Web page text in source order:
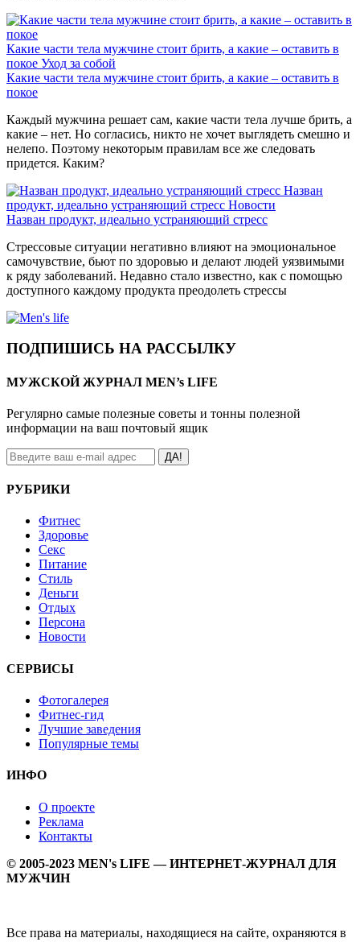
Какие части тела мужчине стоит брить, а какие – оставить в
покое Уход за собой
Какие части тела мужчине стоит брить, а какие – оставить в
покое
Каждый мужчина решает сам, какие части тела лучше брить, а
какие – нет. Но согласись, никто не хочет выглядеть смешно и
нелепо. Поэтому некоторым правилам все же следовать
придется. Каким?
Назван
продукт, идеально устраняющий стресс Новости
Назван продукт, идеально устраняющий стресс
Стрессовые ситуации негативно влияют на эмоциональное
самочувствие, бьют по здоровью и делают людей уязвимыми
к ряду заболеваний. Недавно стало известно, как с помощью
доступного каждому продукта преодолеть стрессы
ПОДПИШИСЬ НА РАССЫЛКУ
МУЖСКОЙ ЖУРНАЛ MEN’s LIFE
Регулярно самые полезные советы и тонны полезной
информации на ваш почтовый ящик
ДА!
РУБРИКИ
Фитнес
Здоровье
Секс
Питание
Стиль
Деньги
Отдых
Персона
Новости
СЕРВИСЫ
Фотогалерея
Фитнес-гид
Лучшие заведения
Популярные темы
ИНФО
О проекте
Реклама
Контакты
© 2005-2023 MEN's LIFE — ИНТЕРНЕТ-ЖУРНАЛ ДЛЯ
МУЖЧИН
Все права на материалы, находящиеся на сайте, охраняются в